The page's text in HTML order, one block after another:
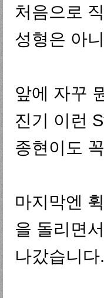
처음으로
성형은 아
앞에 자꾸
진기 이런
종현이도
마지막엔
을 돌리면
나갔습니